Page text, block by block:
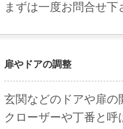
まずは一度お問合せ下
扉やドアの調整
玄関などのドアや扉の
クローザーや丁番と